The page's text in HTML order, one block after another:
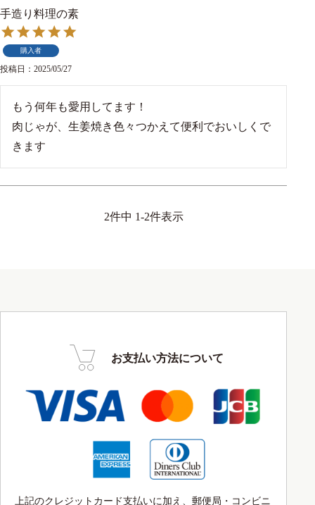
手造り料理の素
購入者
投稿日 2025/05/27
もう何年も愛用してます！
肉じゃが、生姜焼き色々つかえて便利でおいしくで
きます
2件中 1-2件表示
お支払い方法について
上記のクレジットカード支払いに加え、郵便局・コンビニ